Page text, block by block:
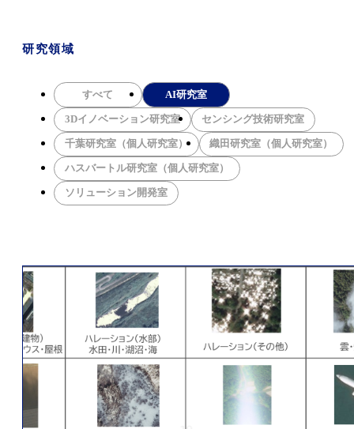
研究領域
すべて AI研究室
3Dイノベーション研究室 センシング技術研究室
千葉研究室（個人研究室） 織田研究室（個人研究室）
ハスバートル研究室（個人研究室）
ソリューション開発室